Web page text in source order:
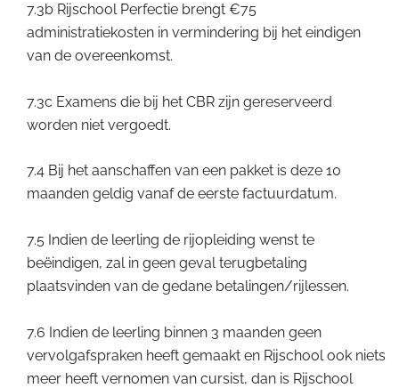
7.3b Rijschool Perfectie brengt €75
administratiekosten in vermindering bij het eindigen
van de overeenkomst.
7.3c Examens die bij het CBR zijn gereserveerd
worden niet vergoedt.
7.4 Bij het aanschaffen van een pakket is deze 10
maanden geldig vanaf de eerste factuurdatum.
7.5 Indien de leerling de rijopleiding wenst te
beëindigen, zal in geen geval terugbetaling
plaatsvinden van de gedane betalingen/rijlessen.
7.6 Indien de leerling binnen 3 maanden geen
vervolgafspraken heeft gemaakt en Rijschool ook niets
meer heeft vernomen van cursist, dan is Rijschool